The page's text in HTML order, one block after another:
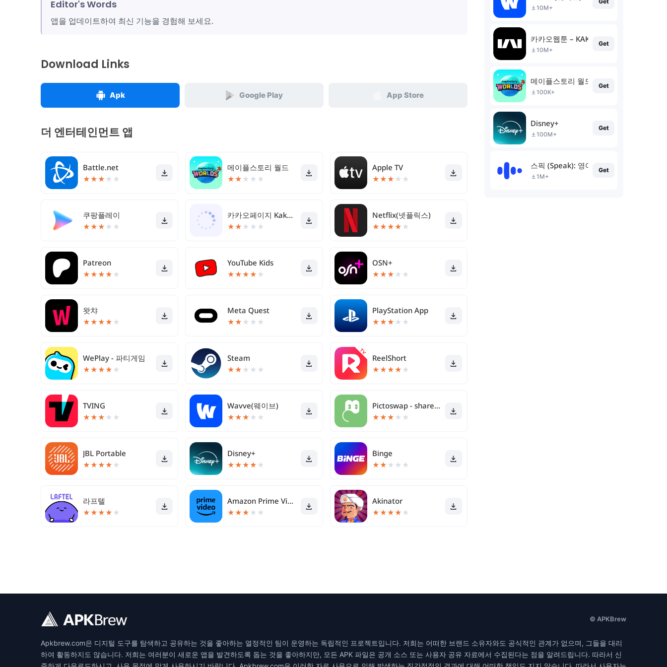
Editor's Words
앱을 업데이트하여 최신 기능을 경험해 보세요.
Download Links
Apk Google Play App Store
더 엔터테인먼트 앱
Battle.net
★★★ ★ ★
메이플스토리 월드
★★ ★ ★ ★
Apple TV
★★★ ★ ★
쿠팡플레이
★★★ ★ ★
카카오페이지 KakaoPage
★★ ★ ★ ★
Netflix(넷플릭스)
★★★★ ★
Patreon
★★★★ ★
YouTube Kids
★★★★ ★
OSN+
★★★ ★ ★
왓챠
★★★★ ★
Meta Quest
★★ ★ ★ ★
PlayStation App
★★★ ★ ★
WePlay - 파티게임
★★★★ ★
Steam
★★ ★ ★ ★
ReelShort
★★★★ ★
TVING
★★★ ★ ★
Wavve(웨이브)
★★★ ★ ★
Pictoswap - share drawings
★★★ ★ ★
JBL Portable
★★★★ ★
Disney+
★★★★ ★
Binge
★★ ★ ★ ★
라프텔
★★★★ ★
Amazon Prime Video
★★★ ★ ★
Akinator
★★★★ ★
10M+
카카오웹툰 – KAKAO WEBTOON
10M+
Get
메이플스토리 월드
100K+
Get
Disney+
100M+
Get
스픽 (Speak): 영어회화, 스피킹, 발음
1M+
Get
© APKBrew
Apkbrew.com은 디지털 도구를 탐색하고 공유하는 것을 좋아하는 열정적인 팀이 운영하는 독립적인 프로젝트입니다. 저희는 어떠한 브랜드 소유자와도 공식적인 관계가 없으며, 그들을 대리
하여 활동하지도 않습니다. 저희는 여러분이 새로운 앱을 발견하도록 돕는 것을 좋아하지만, 모든 APK 파일은 공개 소스 또는 사용자 공유 자료에서 수집된다는 점을 알려드립니다. 따라서 신